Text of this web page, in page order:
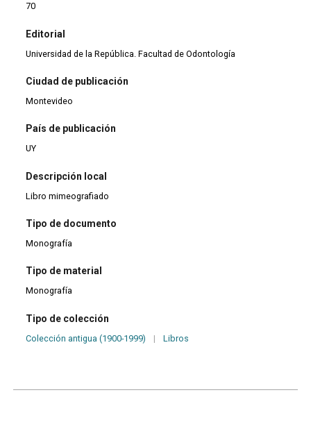
70
Editorial
Universidad de la República. Facultad de Odontología
Ciudad de publicación
Montevideo
País de publicación
UY
Descripción local
Libro mimeografiado
Tipo de documento
Monografía
Tipo de material
Monografía
Tipo de colección
Colección antigua (1900-1999) | Libros